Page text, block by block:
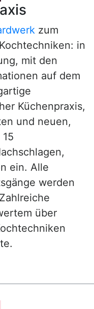
zum
in
mit den
auf dem
Küchenpraxis,
und neuen,
ein. Alle
werden
über